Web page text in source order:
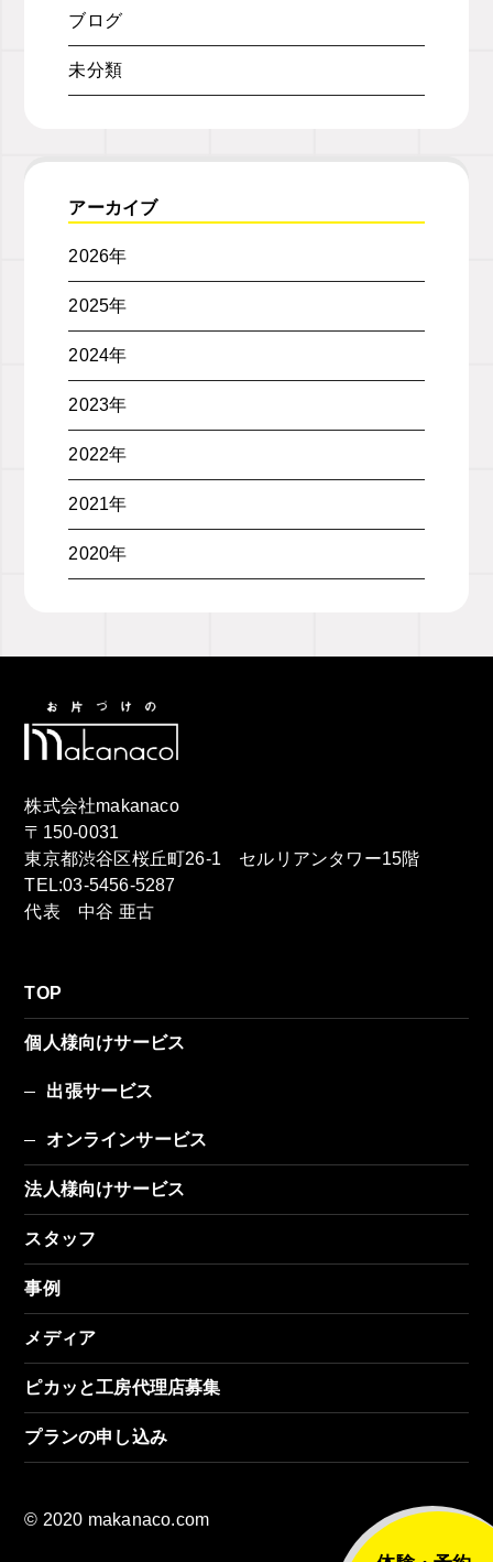
ブログ
未分類
アーカイブ
2026年
2025年
2024年
2023年
2022年
2021年
2020年
株式会社makanaco
〒150-0031
東京都渋谷区桜丘町26-1 セルリアンタワー15階
TEL:03-5456-5287
代表 中谷 亜古
TOP
個人様向けサービス
出張サービス
オンラインサービス
法人様向けサービス
スタッフ
事例
メディア
ピカッと工房代理店募集
プランの申し込み
© 2020 makanaco.com